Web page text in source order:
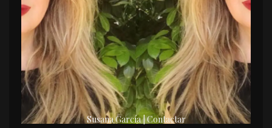
Susana García | Contactar